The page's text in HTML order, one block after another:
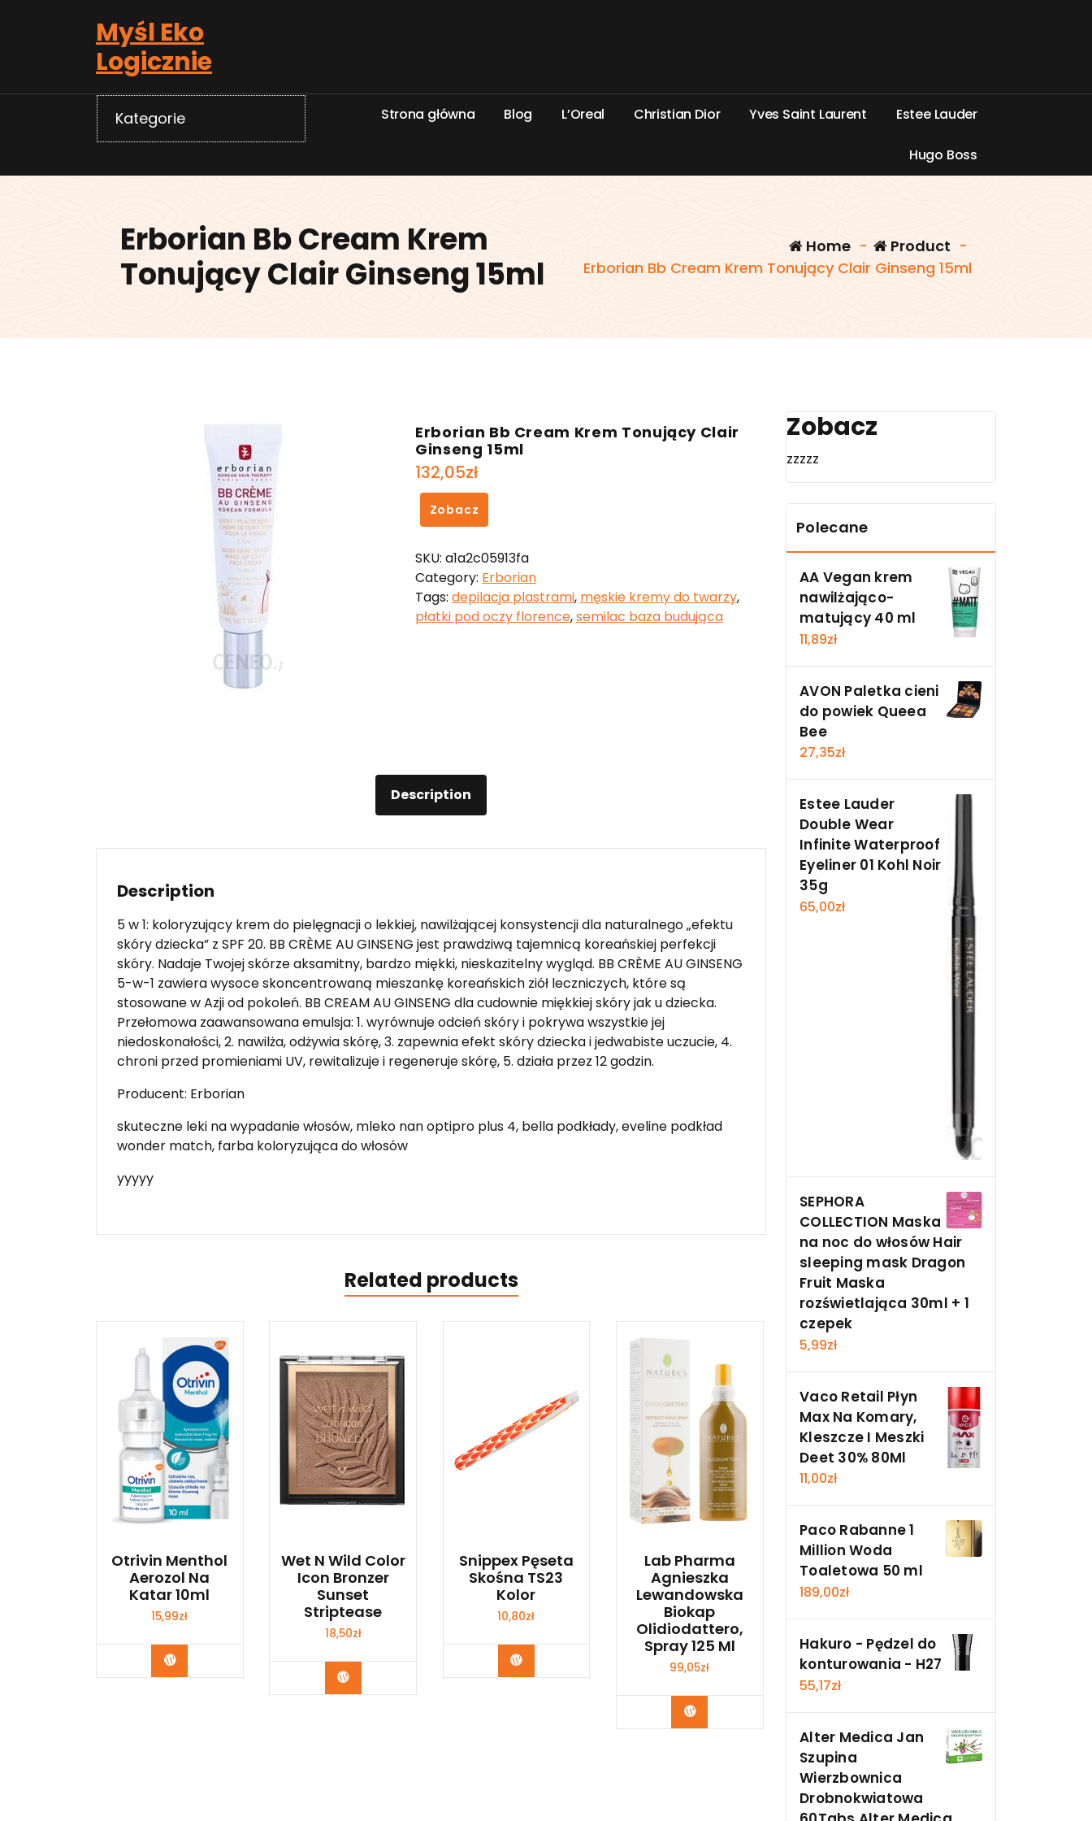
Myśl Eko
Logicznie
Kategorie Strona główna Blog L’Oreal Christian Dior Yves Saint Laurent Estee Lauder
Hugo Boss
Erborian Bb Cream Krem
Tonujący Clair Ginseng 15ml
Home - Product -
Erborian Bb Cream Krem Tonujący Clair Ginseng 15ml
Erborian Bb Cream Krem Tonujący Clair
Ginseng 15ml
132,05zł
Zobacz
SKU: a1a2c05913fa
Category: Erborian
Tags: depilacja plastrami, męskie kremy do twarzy,
płatki pod oczy florence,semilac baza budująca
Description
Description
5 w 1: koloryzujący krem do pielęgnacji o lekkiej, nawilżającej konsystencji dla naturalnego „efektu
skóry dziecka” z SPF 20. BB CRÈME AU GINSENG jest prawdziwą tajemnicą koreańskiej perfekcji
skóry. Nadaje Twojej skórze aksamitny, bardzo miękki, nieskazitelny wygląd. BB CRÈME AU GINSENG
5-w-1 zawiera wysoce skoncentrowaną mieszankę koreańskich ziół leczniczych, które są
stosowane w Azji od pokoleń. BB CREAM AU GINSENG dla cudownie miękkiej skóry jak u dziecka.
Przełomowa zaawansowana emulsja: 1. wyrównuje odcień skóry i pokrywa wszystkie jej
niedoskonałości, 2. nawilża, odżywia skórę, 3. zapewnia efekt skóry dziecka i jedwabiste uczucie, 4.
chroni przed promieniami UV, rewitalizuje i regeneruje skórę, 5. działa przez 12 godzin.
Producent: Erborian
skuteczne leki na wypadanie włosów, mleko nan optipro plus 4, bella podkłady, eveline podkład
wonder match, farba koloryzująca do włosów
yyyyy
Related products
Otrivin Menthol
Aerozol Na
Katar 10ml
15,99zł
Zobacz
Wet N Wild Color
Icon Bronzer
Sunset
Striptease
18,50zł
Zobacz
Snippex Pęseta
Skośna TS23
Kolor
10,80zł
Zobacz
Lab Pharma
Agnieszka
Lewandowska
Biokap
Olidiodattero,
Spray 125 Ml
99,05zł
Zobacz
Zobacz
zzzzz
Polecane
AA Vegan krem
nawilżająco-
matujący 40 ml
11,89zł
AVON Paletka cieni
do powiek Queea
Bee
27,35zł
Estee Lauder
Double Wear
Infinite Waterproof
Eyeliner 01 Kohl Noir
35g
65,00zł
SEPHORA
COLLECTION Maska
na noc do włosów Hair
sleeping mask Dragon
Fruit Maska
rozświetlająca 30ml + 1
czepek
5,99zł
Vaco Retail Płyn
Max Na Komary,
Kleszcze I Meszki
Deet 30% 80Ml
11,00zł
Paco Rabanne 1
Million Woda
Toaletowa 50 ml
189,00zł
Hakuro - Pędzel do
konturowania - H27
55,17zł
Alter Medica Jan
Szupina
Wierzbownica
Drobnokwiatowa